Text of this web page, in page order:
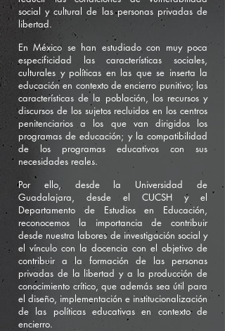
social y cultural de las personas privadas de
libertad.
En México se han estudiado con muy poca
especificidad las características sociales,
culturales y políticas en las que se inserta la
educación en contexto de encierro punitivo; las
características de la población, los recursos y
discursos de los sujetos recluidos en los centros
penitenciarios a los que van dirigidos los
programas de educación; y la compatibilidad
de los programas educativos con sus
necesidades reales.
Por ello, desde la Universidad de
Guadalajara, desde el CUCSH y el
Departamento de Estudios en Educación,
reconocemos la importancia de contribuir
desde nuestra labores de investigación social y
el vínculo con la docencia con el objetivo de
contribuir a la formación de las personas
privadas de la libertad y a la producción de
conocimiento crítico, que además sea útil para
el diseño, implementación e institucionalización
de las políticas educativas en contexto de
encierro.